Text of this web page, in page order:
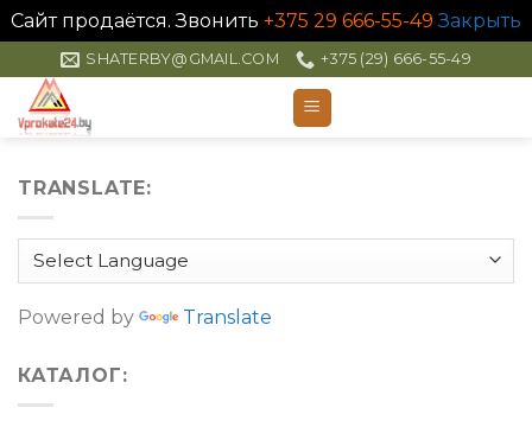
Сайт продаётся. Звонить +375 29 666-55-49 Закрыть
to
content
SHATERBY@GMAIL.COM +375 (29) 666-55-49
TRANSLATE:
Powered by Translate
КАТАЛОГ: